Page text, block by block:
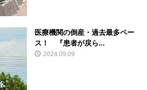
医療機関の倒産・過去最多ペー
ス！ 『患者が戻ら...
2024.09.09